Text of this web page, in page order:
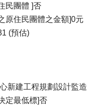
民團體 ]否
原住民團體之金額]0元
(預估)
新建工程規劃設計監造
定最低標]否